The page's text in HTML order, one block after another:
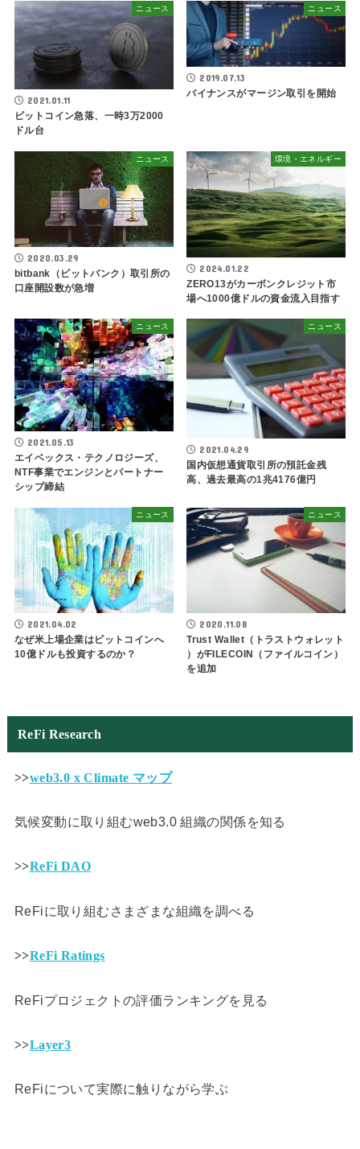
ニュース
2021.01.11
ビットコイン急落、一時3万2000
ドル台
ニュース
2019.07.13
バイナンスがマージン取引を開始
ニュース
2020.03.29
bitbank（ビットバンク）取引所の
口座開設数が急増
環境・エネルギー
2024.01.22
ZERO13がカーボンクレジット市
場へ1000億ドルの資金流入目指す
ニュース
2021.05.13
エイベックス・テクノロジーズ、
NTF事業でエンジンとパートナー
シップ締結
ニュース
2021.04.29
国内仮想通貨取引所の預託金残
高、過去最高の1兆4176億円
ニュース
2021.04.02
なぜ米上場企業はビットコインへ
10億ドルも投資するのか？
ニュース
2020.11.08
Trust Wallet（トラストウォレット
）がFILECOIN（ファイルコイン）
を追加
ReFi Research
>>web3.0 x Climate マップ
気候変動に取り組むweb3.0 組織の関係を知る
>>ReFi DAO
ReFiに取り組むさまざまな組織を調べる
>>ReFi Ratings
ReFiプロジェクトの評価ランキングを見る
>>Layer3
ReFiについて実際に触りながら学ぶ